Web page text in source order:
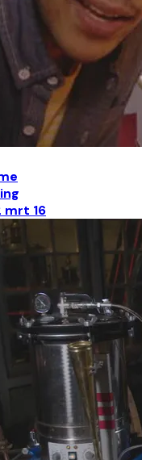
mrt 16